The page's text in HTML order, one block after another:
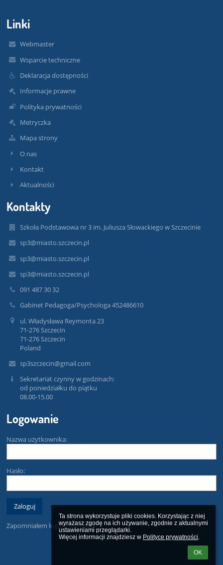
Ta strona wykorzystuje pliki cookies. Korzystając z niej
wyrażasz zgodę na ich używanie, zgodnie z aktualnymi
ustawieniami przeglądarki.
Więcej informacji znajdziesz w Polityce prywatności.
OK
Linki
Webmaster
Wsparcie techniczne
Deklaracja dostępności
Informacje prawne
Polityka prywatności
Metryczka
Mapa strony
O nas
Kontakt
Aktualności
Kontakty
Szkoła Podstawowa nr 3 im. Juliusza Słowackiego w Szczecinie
sp3@miasto.szczecin.pl
sp3@miasto.szczecin.pl
sp3@miasto.szczecin.pl
091 487 30 32
Gabinet Pedagoga/Psychologa 452486610
ul. Władysława Reymonta 23
71-276 Szczecin
71-276 Szczecin
Poland
sp3szczecin@gmail.com
Sekretariat czynny w godzinach:
od poniedziałku do piątku
08.00-15.00
Logowanie
Nazwa użytkownika:
Hasło:
Zapomniałem loginu lub hasła